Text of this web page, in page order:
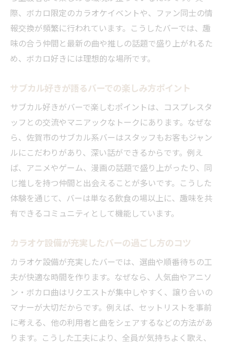
ド
サブカル空間で人気アニメ曲を歌う楽しみ
方
カラオケ好きにおすすめのバー体験とは
バーのカラオケ設備を上手に活用する方法
アニメ好きが喜ぶバーでのカラオケタイム
趣味仲間と語らうバーの楽しみ方ガイド
バーでアニメトークが盛り上がる理由を解
説
ボカロ愛好者が集うバーでの交流術とは
サブカル仲間を見つけるバーの過ごし方
カラオケを通じたバーでの新しい出会い方
バーで趣味談義を楽しむコツやマナー
気軽に話せるバー空間の魅力とポイント
アニメ好きに合うバー選びの基準とは何か
ボカロやカラオケが楽しめるバーの探し方
サブカル空間を重視したバー選びのポイン
ト
コスプレスタッフ常駐のバーを見極める方
際、ボカロ限定のカラオケイベントや、ファン同士の情
報交換が頻繁に行われています。こうしたバーでは、趣
味の合う仲間と最新の曲や推しの話題で盛り上がれるた
め、ボカロ好きには理想的な場所です。
サブカル好きが語るバーでの楽しみ方ポイント
サブカル好きがバーで楽しむポイントは、コスプレスタ
ッフとの交流やマニアックなトークにあります。なぜな
ら、佐賀市のサブカル系バーはスタッフもお客もジャン
ルにこだわりがあり、深い話ができるからです。例え
ば、アニメやゲーム、漫画の話題で盛り上がったり、同
じ推しを持つ仲間と出会えることが多いです。こうした
体験を通じて、バーは単なる飲食の場以上に、趣味を共
有できるコミュニティとして機能しています。
カラオケ設備が充実したバーの過ごし方のコツ
カラオケ設備が充実したバーでは、選曲や順番待ちの工
夫が快適な時間を作ります。なぜなら、人気曲やアニソ
ン・ボカロ曲はリクエストが集中しやすく、譲り合いの
マナーが大切だからです。例えば、セットリストを事前
に考える、他の利用者と曲をシェアするなどの方法があ
ります。こうした工夫により、全員が気持ちよく歌え、